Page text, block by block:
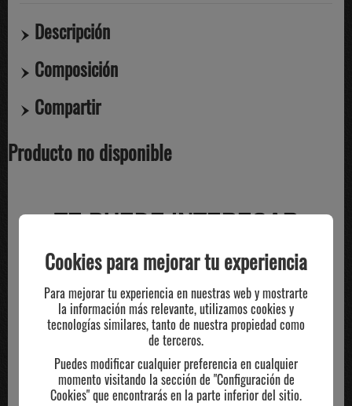
Descripción
Composición
Compartir
Producto no disponible
TE PUEDE INTERESAR
Cookies para mejorar tu experiencia
Para mejorar tu experiencia en nuestras web y mostrarte
la información más relevante, utilizamos cookies y
tecnologías similares, tanto de nuestra propiedad como
de terceros.
Puedes modificar cualquier preferencia en cualquier
momento visitando la sección de "Configuración de
Cookies" que encontrarás en la parte inferior del sitio.